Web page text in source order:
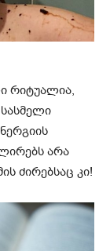
რიტუალია,
არა
ძირებსაც კი!